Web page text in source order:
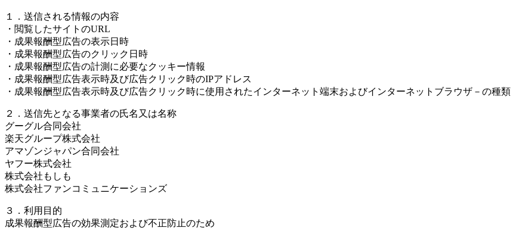
１．送信される情報の内容
・閲覧したサイトのURL
・成果報酬型広告の表示日時
・成果報酬型広告のクリック日時
・成果報酬型広告の計測に必要なクッキー情報
・成果報酬型広告表示時及び広告クリック時のIPアドレス
・成果報酬型広告表示時及び広告クリック時に使用されたインターネット端末およびインターネットブラウザ－の種類
２．送信先となる事業者の氏名又は名称
グーグル合同会社
楽天グループ株式会社
アマゾンジャパン合同会社
ヤフー株式会社
株式会社もしも
株式会社ファンコミュニケーションズ
３．利用目的
成果報酬型広告の効果測定および不正防止のため